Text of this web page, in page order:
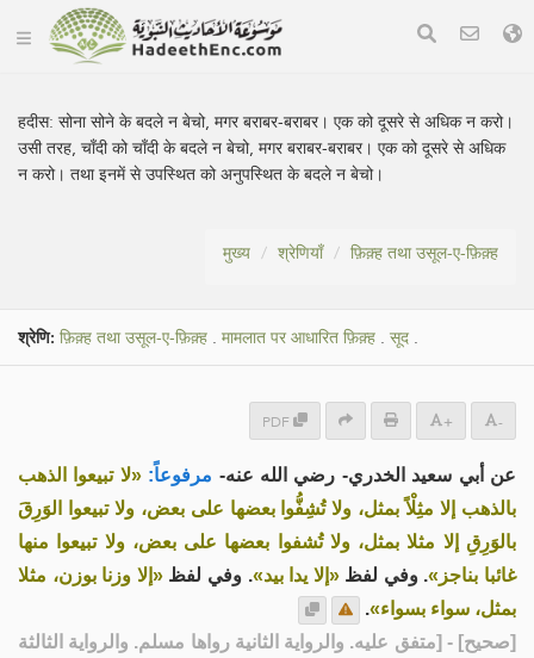
हदीस:सोना सोने के बदले न बेचो, मगर बराबर-बराबर। एक को दूसरे से अधिक न करो।
उसी तरह, चाँदी को चाँदी के बदले न बेचो, मगर बराबर-बराबर। एक को दूसरे से अधिक
न करो। तथा इनमें से उपस्थित को अनुपस्थित के बदले न बेचो।
मुख्य श्रेणियाँ फ़िक़्ह तथा उसूल-ए-फ़िक़्ह
श्रेणि: फ़िक़्ह तथा उसूल-ए-फ़िक़्ह . मामलात पर आधारित फ़िक़्ह . सूद .
PDF + -
عن أبي سعيد الخدري- رضي الله عنه- مرفوعاً: «لا تبيعوا الذهب
بالذهب إلا مثِلْاً بمثل، ولا تُشِفُّوا بعضها على بعض، ولا تبيعوا الوَرِقَ
بالوَرِقِ إلا مثلا بمثل، ولا تُشفوا بعضها على بعض، ولا تبيعوا منها
غائبا بناجز». وفي لفظ«إلا يدا بيد». وفي لفظ«إلا وزنا بوزن، مثلا
بمثل، سواء بسواء».
[صحيح] - [متفق عليه. والرواية الثانية رواها مسلم. والرواية الثالثة